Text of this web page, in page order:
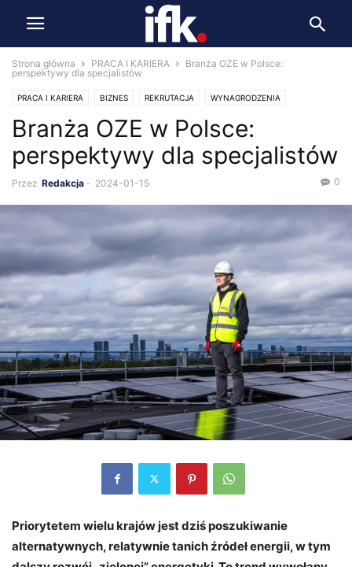
Strona główna PRACA I KARIERA
Branża OZE w Polsce:
perspektywy dla specjalistów
PRACA I KARIERA BIZNES REKRUTACJA WYNAGRODZENIA
Branża OZE w Polsce:
perspektywy dla specjalistów
Przez Redakcja - 2024-01-15 0
Priorytetem wielu krajów jest dziś poszukiwanie
alternatywnych, relatywnie tanich źródeł energii, w tym